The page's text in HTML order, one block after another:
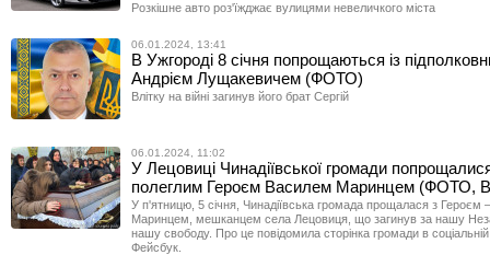
Розкішне авто роз'їжджає вулицями невеличкого міста
06.01.2024, 13:41
В Ужгороді 8 січня попрощаються із
Андрієм Лущакевичем (ФОТО)
Влітку на війні загинув його брат Сергій
06.01.2024, 11:02
У Лецовиці Чинадіївської громади
полеглим Героєм Василем Маринцем (ФОТО,
У п'ятницю, 5 січня, Чинадіївська громада прощалася з Героєм
Маринцем, мешканцем села Лецовиця, що загинув за нашу
нашу свободу. Про це повідомила сторінка громади в
Фейсбук.